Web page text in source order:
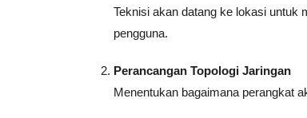
Teknisi akan datang ke lokasi untuk
pengguna.
Perancangan Topologi Jaringan
Menentukan bagaimana perangkat